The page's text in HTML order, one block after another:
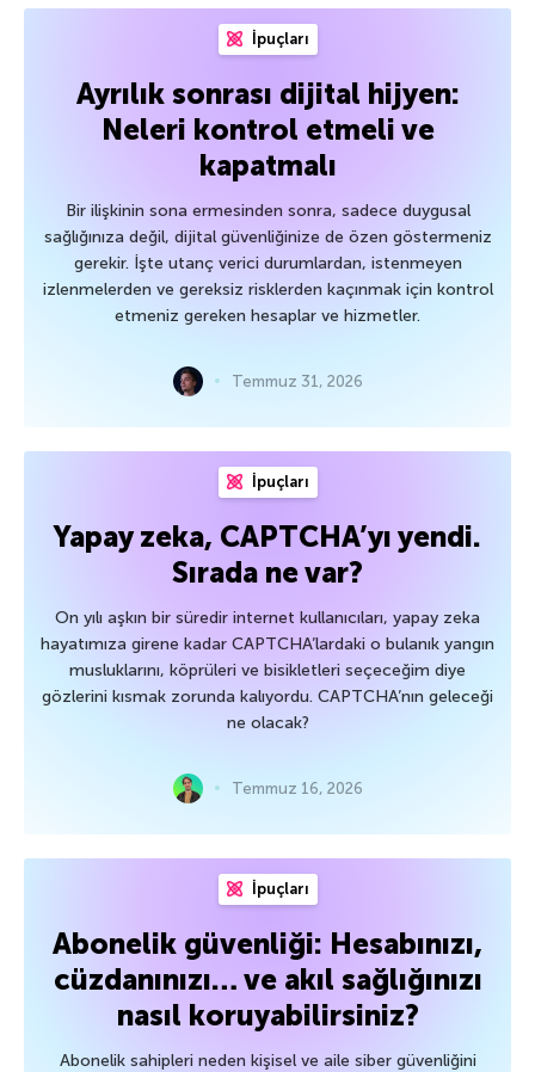
İpuçları
Ayrılık sonrası dijital hijyen:
Neleri kontrol etmeli ve
kapatmalı
Bir ilişkinin sona ermesinden sonra, sadece duygusal
sağlığınıza değil, dijital güvenliğinize de özen göstermeniz
gerekir. İşte utanç verici durumlardan, istenmeyen
izlenmelerden ve gereksiz risklerden kaçınmak için kontrol
etmeniz gereken hesaplar ve hizmetler.
Temmuz 31, 2026
İpuçları
Yapay zeka, CAPTCHA’yı yendi.
Sırada ne var?
On yılı aşkın bir süredir internet kullanıcıları, yapay zeka
hayatımıza girene kadar CAPTCHA’lardaki o bulanık yangın
musluklarını, köprüleri ve bisikletleri seçeceğim diye
gözlerini kısmak zorunda kalıyordu. CAPTCHA’nın geleceği
ne olacak?
Temmuz 16, 2026
İpuçları
Abonelik güvenliği: Hesabınızı,
cüzdanınızı… ve akıl sağlığınızı
nasıl koruyabilirsiniz?
Abonelik sahipleri neden kişisel ve aile siber güvenliğini